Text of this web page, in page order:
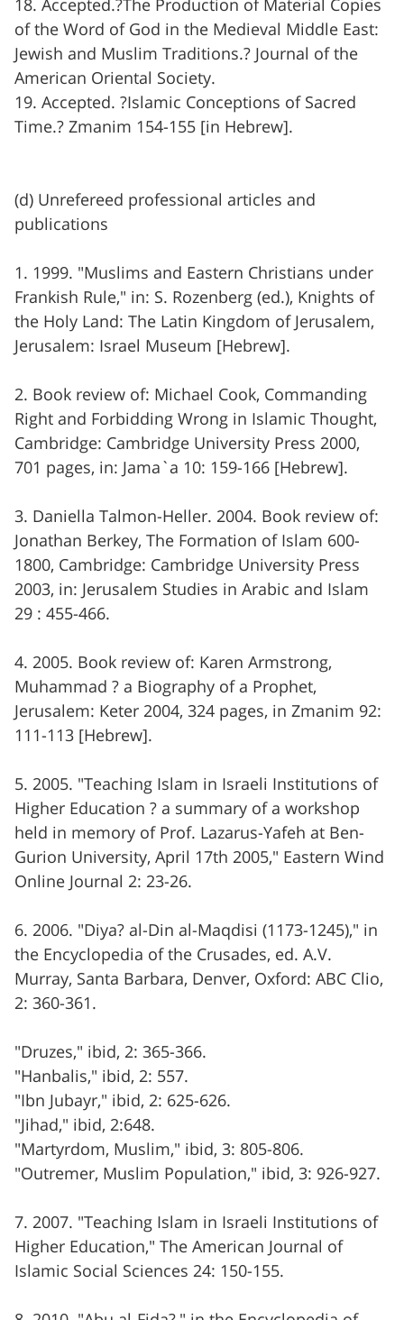
18. Accepted.?The Production of Material Copies
of the Word of God in the Medieval Middle East:
Jewish and Muslim Traditions.? Journal of the
American Oriental Society.
19. Accepted. ?Islamic Conceptions of Sacred
Time.? Zmanim 154-155 [in Hebrew].
(d) Unrefereed professional articles and
publications
1. 1999. "Muslims and Eastern Christians under
Frankish Rule," in: S. Rozenberg (ed.), Knights of
the Holy Land: The Latin Kingdom of Jerusalem,
Jerusalem: Israel Museum [Hebrew].
2. Book review of: Michael Cook, Commanding
Right and Forbidding Wrong in Islamic Thought,
Cambridge: Cambridge University Press 2000,
701 pages, in: Jama`a 10: 159-166 [Hebrew].
3. Daniella Talmon-Heller. 2004. Book review of:
Jonathan Berkey, The Formation of Islam 600-
1800, Cambridge: Cambridge University Press
2003, in: Jerusalem Studies in Arabic and Islam
29 : 455-466.
4. 2005. Book review of: Karen Armstrong,
Muhammad ? a Biography of a Prophet,
Jerusalem: Keter 2004, 324 pages, in Zmanim 92:
111-113 [Hebrew].
5. 2005. "Teaching Islam in Israeli Institutions of
Higher Education ? a summary of a workshop
held in memory of Prof. Lazarus-Yafeh at Ben-
Gurion University, April 17th 2005," Eastern Wind
Online Journal 2: 23-26.
6. 2006. "Diya? al-Din al-Maqdisi (1173-1245)," in
the Encyclopedia of the Crusades, ed. A.V.
Murray, Santa Barbara, Denver, Oxford: ABC Clio,
2: 360-361.
"Druzes," ibid, 2: 365-366.
"Hanbalis," ibid, 2: 557.
"Ibn Jubayr," ibid, 2: 625-626.
"Jihad," ibid, 2:648.
"Martyrdom, Muslim," ibid, 3: 805-806.
"Outremer, Muslim Population," ibid, 3: 926-927.
7. 2007. "Teaching Islam in Israeli Institutions of
Higher Education," The American Journal of
Islamic Social Sciences 24: 150-155.